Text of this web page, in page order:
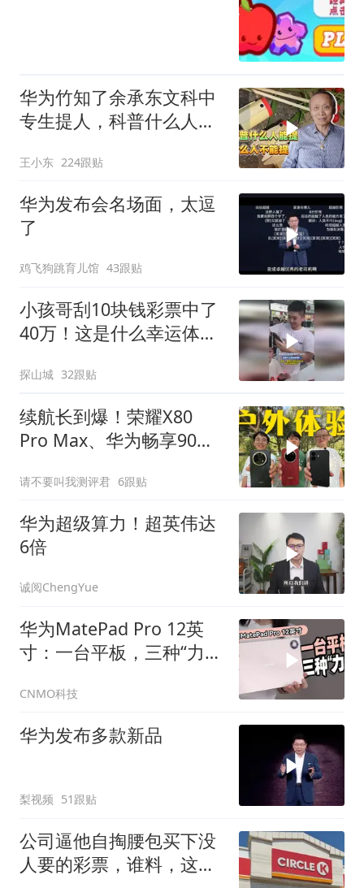
华为竹知了余承东文科中
专生提人，科普什么人能
王小东 224跟贴
华为发布会名场面，太逗
了
鸡飞狗跳育儿馆 43跟贴
小孩哥刮10块钱彩票中了
40万！这是什么幸运体
探山城 32跟贴
续航长到爆！荣耀X80
Pro Max、华为畅享90
Pro户外体验
请不要叫我测评君 6跟贴
华为超级算力！超英伟达
6倍
诚阅ChengYue
华为MatePad Pro 12英
寸：一台平板，三种“力
CNMO科技
华为发布多款新品
梨视频 51跟贴
公司逼他自掏腰包买下没
人要的彩票，谁料，这张